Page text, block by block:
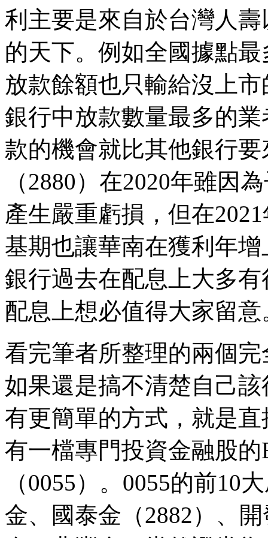
利主要是來自於台灣人
的天下。例如全國據點
放款餘額也只輸給沒上
銀行中放款數量最多的
款的機會就比其他銀行
（2880）在2020年雖因
產生嚴重虧損，但在
基期也讓華南在獲利年
銀行過去在配息上大多
配息上想必值得大家留意
看完筆者所整理的兩個
如果還是搞不清楚自己
有更簡單的方式，就是
有一檔專門投資金融股
（0055）。0055的前10
金、國泰金（2882）、